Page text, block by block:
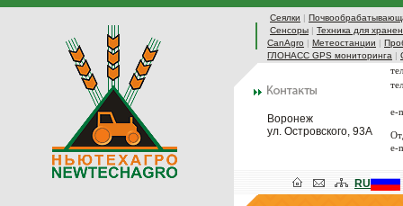
Сеялки |
Сенсоры | Техника для
CanAgro | Метеостанции |
ГЛОНАСС GPS мониторинга |
Воронеж
ул. Островского, 93А
e-
e-
RU